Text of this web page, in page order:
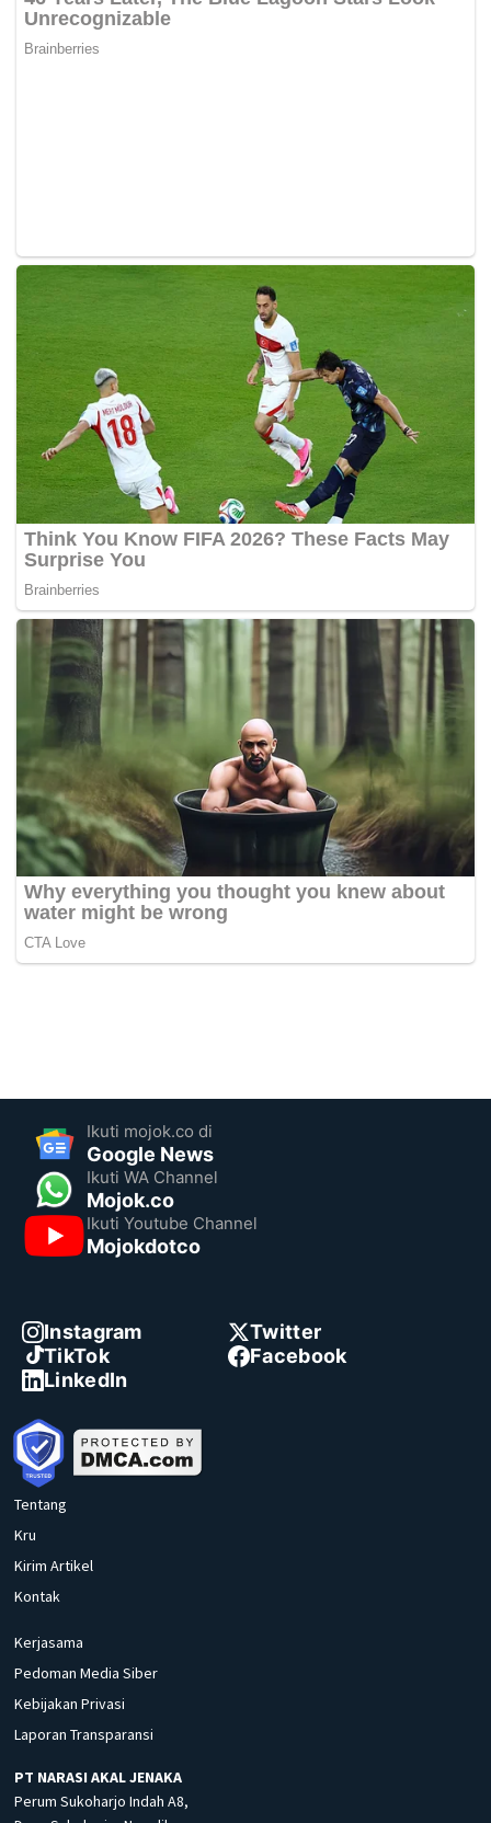
Ikuti mojok.co di
Google News
Ikuti WA Channel
Mojok.co
Ikuti Youtube Channel
Mojokdotco
Instagram
Twitter
TikTok
Facebook
LinkedIn
Tentang
Kru
Kirim Artikel
Kontak
Kerjasama
Pedoman Media Siber
Kebijakan Privasi
Laporan Transparansi
PT NARASI AKAL JENAKA
Perum Sukoharjo Indah A8,